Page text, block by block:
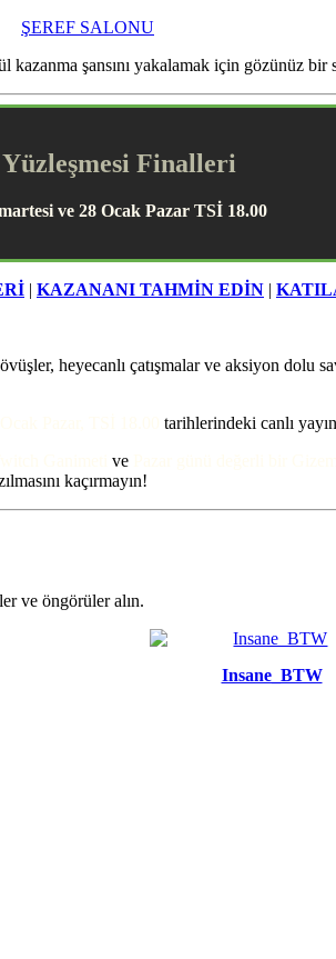
ŞEREF SALONU
şansını yakalamak için gözünüz
Finalleri
ve 28 Ocak Pazar TSİ 18.00
| KAZANANI TAHMİN EDİN |
heyecanlı çatışmalar ve aksiyon dolu
tarihlerindeki canlı
ve
kaçırmayın!
ve öngörüler alın.
Insane_BTW